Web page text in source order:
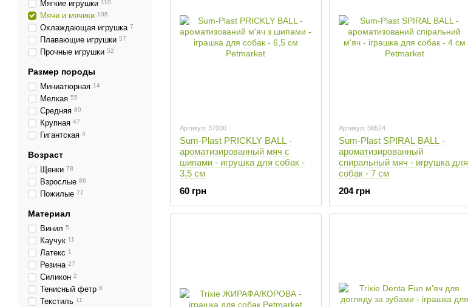
Артикул: 37000
Sum-Plast PRICKLY BALL -
ароматизированный мяч с
шипами - игрушка для собак -
3,5 см
60 грн
Артикул: 36524
Sum-Plast SPIRAL BALL -
ароматизированный
спиральный мяч - игрушка для
собак - 7 см
204 грн
Мягкие игрушки 110
Мячи и мячики 106
Охлаждающая игрушка 7
Плавающие игрушки 57
Прочные игрушки 52
Размер породы
Миниатюрная 14
Мелкая 55
Средняя 80
Крупная 47
Гигантская 4
Возраст
Щенки 78
Взрослые 86
Пожилые 77
Материал
Винил 5
Каучук 11
Латекс 1
Резина 27
Силикон 2
Тенисный фетр 6
Текстиль 11